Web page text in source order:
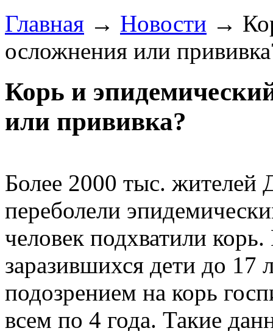
Главная → Новости →
осложнения или
Корь и
или прививка?
Более 2000 тыс. жителей
переболели
человек подхватили
заразившихся дети до 17
подозрением на корь
всем по 4 года. Такие